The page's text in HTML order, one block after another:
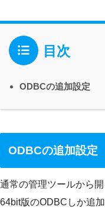
目次
ODBCの追加設定
ODBCの追加設定
通常の管理ツールから
64bit版のODBCしか追加